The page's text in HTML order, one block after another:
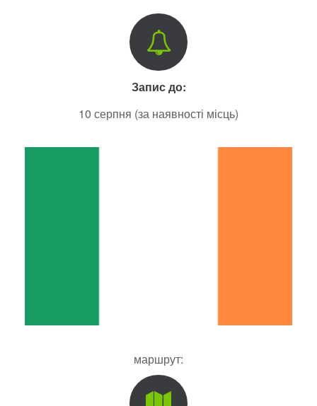
Запис до:
10 серпня (за наявності місць)
маршрут: